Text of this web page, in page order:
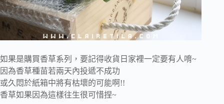
如果是購買香草系列，要記得收貨日家裡一定要有人唷~
因為香草種苗若兩天內投遞不成功
或久悶於紙箱中將有枯壞的可能啊!!
香草如果因為這樣往生很可惜捏~